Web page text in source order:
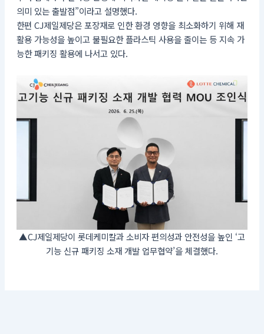
의미 있는 출발점”이라고 설명했다.
한편 CJ제일제당은 포장재로 인한 환경 영향을 최소화하기 위해 재
활용 가능성을 높이고 불필요한 플라스틱 사용을 줄이는 등 지속 가
능한 패키징 활용에 나서고 있다.
▲CJ제일제당이 롯데케미칼과 소비자 편의성과 안전성을 높인 ‘고
기능 신규 패키징 소재 개발 업무협약’을 체결했다.